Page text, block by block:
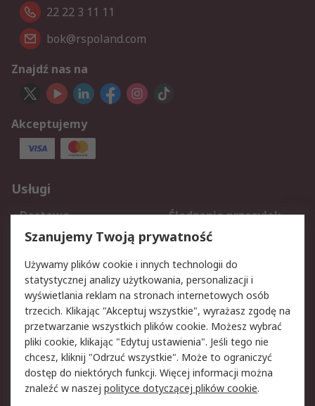
22 22 3 11 11
bok@rspoland.com
Znajdź nas na
Akceptujemy
Usługi
Dostawa
Śledzenie przesyłek
Reklamacje i zwroty
Rejestracja
Aspekty prawne
Bezpieczeństwo e-
maila
Polityka dotycząca
plików cookie
Polityka prywatności
Użytkowanie witryny
Zastrzeżenia prawne
Warunki Sprzedaży
Szanujemy Twoją prywatność
Używamy plików cookie i innych technologii do
statystycznej analizy użytkowania, personalizacji i
wyświetlania reklam na stronach internetowych osób
trzecich. Klikając "Akceptuj wszystkie", wyrażasz zgodę na
przetwarzanie wszystkich plików cookie. Możesz wybrać
pliki cookie, klikając "Edytuj ustawienia". Jeśli tego nie
chcesz, kliknij "Odrzuć wszystkie". Może to ograniczyć
dostęp do niektórych funkcji. Więcej informacji można
znaleźć w naszej polityce dotyczącej plików cookie.